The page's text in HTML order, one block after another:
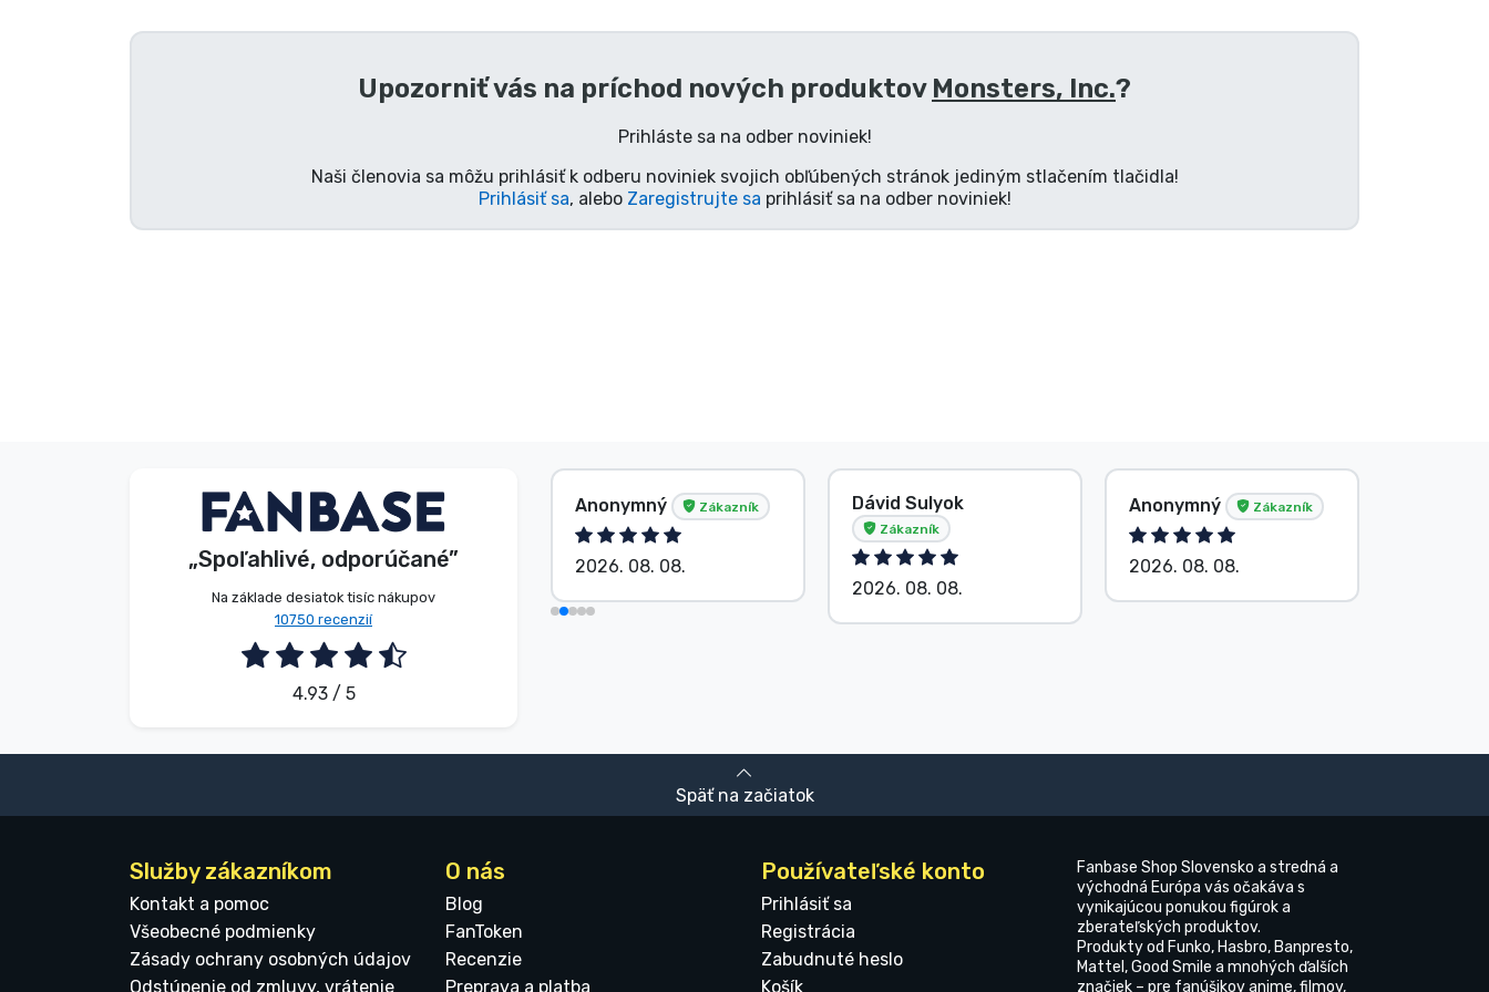
Upozorniť vás na príchod nových produktov Monsters, Inc.?
Prihláste sa na odber noviniek!
Naši členovia sa môžu prihlásiť k odberu noviniek svojich obľúbených stránok jediným stlačením tlačidla!
Prihlásiť sa, alebo Zaregistrujte sa prihlásiť sa na odber noviniek!
„Spoľahlivé, odporúčané”
Na základe desiatok tisíc nákupov
10750 recenzií
4.93 / 5
Anonymný Zákazník
2026. 08. 09.
Anonymný Zákazník
2026. 08. 08.
Dávid Sulyok
Zákazník
2026. 08. 08.
Anonymný Zákazník
2026. 08. 08.
Späť na začiatok
Služby zákazníkom
Kontakt a pomoc
Všeobecné podmienky
Zásady ochrany osobných údajov
Odstúpenie od zmluvy, vrátenie
O nás
Blog
FanToken
Recenzie
Preprava a platba
Používateľské konto
Prihlásiť sa
Registrácia
Zabudnuté heslo
Košík
Fanbase Shop Slovensko a stredná a
východná Európa vás očakáva s
vynikajúcou ponukou figúrok a
zberateľských produktov.
Produkty od Funko, Hasbro, Banpresto,
Mattel, Good Smile a mnohých ďalších
značiek – pre fanúšikov anime, filmov,
Zoradiť podľa série
Zoradiť podľa Anime